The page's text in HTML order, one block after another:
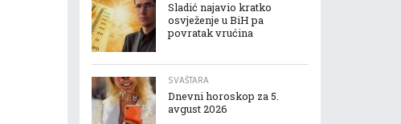
Sladić najavio kratko
osvježenje u BiH pa
povratak vrućina
SVAŠTARA
Dnevni horoskop za 5.
avgust 2026